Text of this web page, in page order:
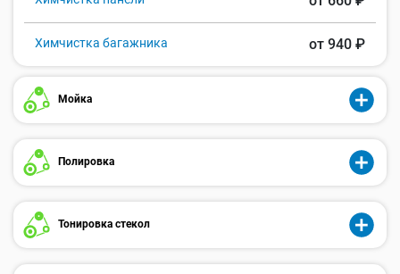
Химчистка багажника от 940 ₽
Мойка
Полировка
Тонировка стекол